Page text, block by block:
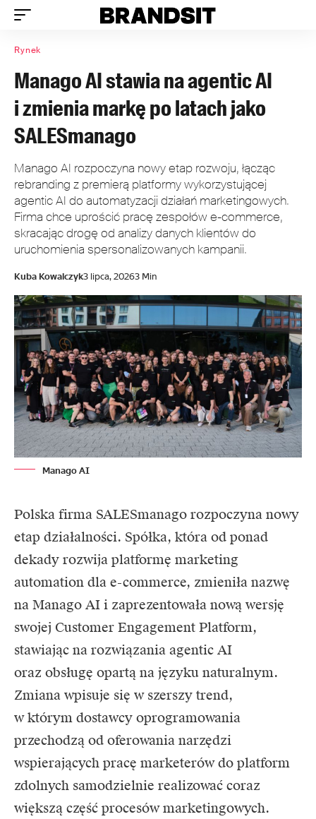
Rynek
Manago AI stawia na agentic AI
i zmienia markę po latach jako
SALESmanago
Manago AI rozpoczyna nowy etap rozwoju, łącząc
rebranding z premierą platformy wykorzystującej
agentic AI do automatyzacji działań marketingowych.
Firma chce uprościć pracę zespołów e-commerce,
skracając drogę od analizy danych klientów do
uruchomienia spersonalizowanych kampanii.
Kuba Kowalczyk3 lipca, 20263 Min
Manago AI
Polska firma SALESmanago rozpoczyna nowy
etap działalności. Spółka, która od ponad
dekady rozwija platformę marketing
automation dla e-commerce, zmieniła nazwę
na Manago AI i zaprezentowała nową wersję
swojej Customer Engagement Platform,
stawiając na rozwiązania agentic AI
oraz obsługę opartą na języku naturalnym.
Zmiana wpisuje się w szerszy trend,
w którym dostawcy oprogramowania
przechodzą od oferowania narzędzi
wspierających pracę marketerów do platform
zdolnych samodzielnie realizować coraz
większą część procesów marketingowych.